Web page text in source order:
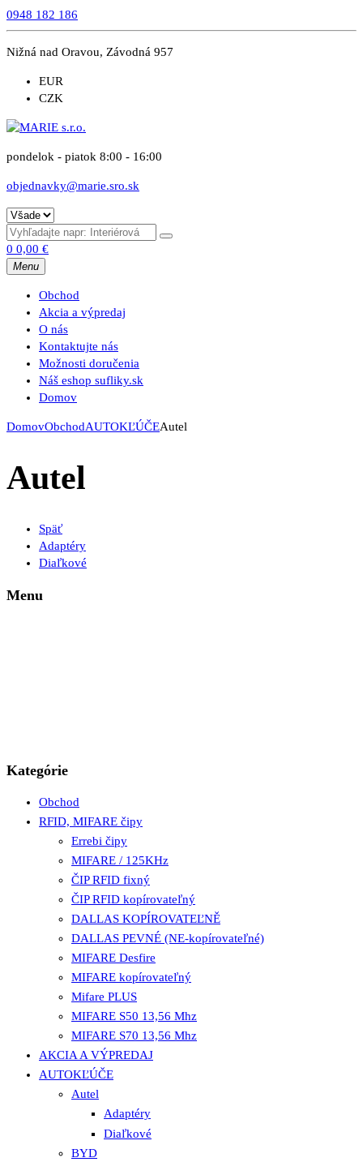
0948 182 186
Nižná nad Oravou, Závodná 957
EUR
CZK
pondelok - piatok 8:00 - 16:00
objednavky@marie.sro.sk
0 0,00 €
Menu
Obchod
Akcia a výpredaj
O nás
Kontaktujte nás
Možnosti doručenia
Náš eshop sufliky.sk
Domov
DomovObchodAUTOKĽÚČEAutel
Autel
Späť
Adaptéry
Diaľkové
Menu
Kategórie
Obchod
RFID, MIFARE čipy
Errebi čipy
MIFARE / 125KHz
ČIP RFID fixný
ČIP RFID kopírovateľný
DALLAS KOPÍROVATEĽNĚ
DALLAS PEVNÉ (NE-kopírovateľné)
MIFARE Desfire
MIFARE kopírovateľný
Mifare PLUS
MIFARE S50 13,56 Mhz
MIFARE S70 13,56 Mhz
AKCIA A VÝPREDAJ
AUTOKĽÚČE
Autel
Adaptéry
Diaľkové
BYD